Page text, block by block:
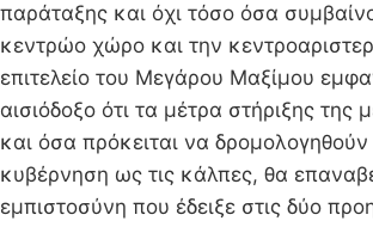
παράταξης και όχι τόσο όσα
κεντρώο χώρο και την
επιτελείο του Μεγάρου Μαξίμου
αισιόδοξο ότι τα μέτρα στήριξης της
και όσα πρόκειται να
κυβέρνηση ως τις κάλπες, θα
εμπιστοσύνη που έδειξε στις δύο